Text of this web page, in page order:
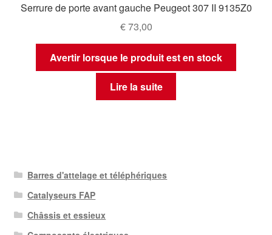
Serrure de porte avant gauche Peugeot 307 II 9135Z0
€73,00
Avertir lorsque le produit est en stock
Lire la suite
Barres d'attelage et téléphériques
Catalyseurs FAP
Châssis et essieux